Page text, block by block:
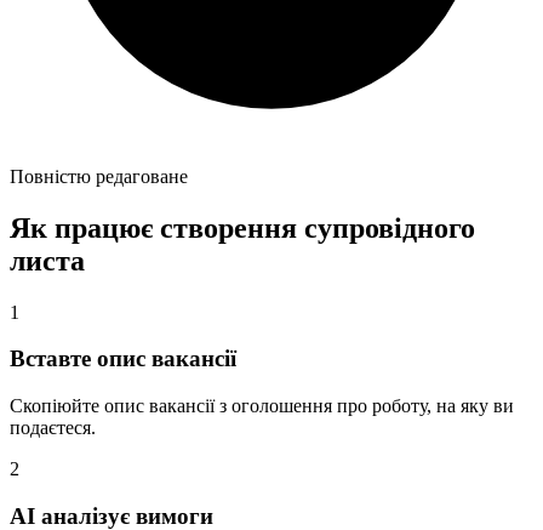
Повністю редаговане
Як працює створення супровідного
листа
1
Вставте опис вакансії
Скопіюйте опис вакансії з оголошення про роботу, на яку ви
подаєтеся.
2
AI аналізує вимоги